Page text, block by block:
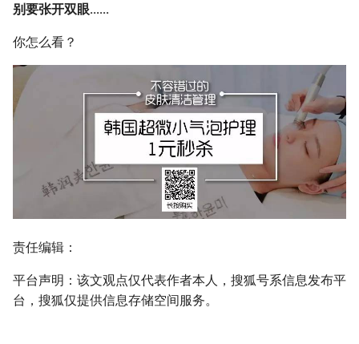
别要张开双眼......
你怎么看？
责任编辑：
平台声明：该文观点仅代表作者本人，搜狐号系信息发布平
台，搜狐仅提供信息存储空间服务。